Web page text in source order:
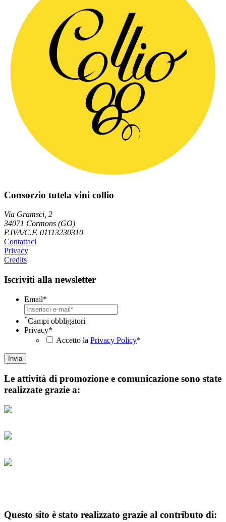
Consorzio tutela vini collio
Via Gramsci, 2
34071 Cormons (GO)
P.IVA/C.F. 01113230310
Contattaci
Privacy
Credits
Iscriviti alla newsletter
Email*
*Campi obbligatori
Privacy*
Accetto la Privacy Policy*
Le attività di promozione e comunicazione sono state
realizzate grazie a:
Questo sito è stato realizzato grazie al contributo di: